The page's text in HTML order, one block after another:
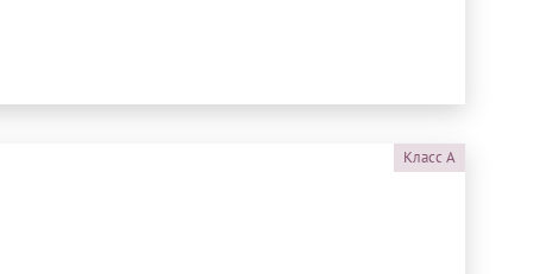
Класс A